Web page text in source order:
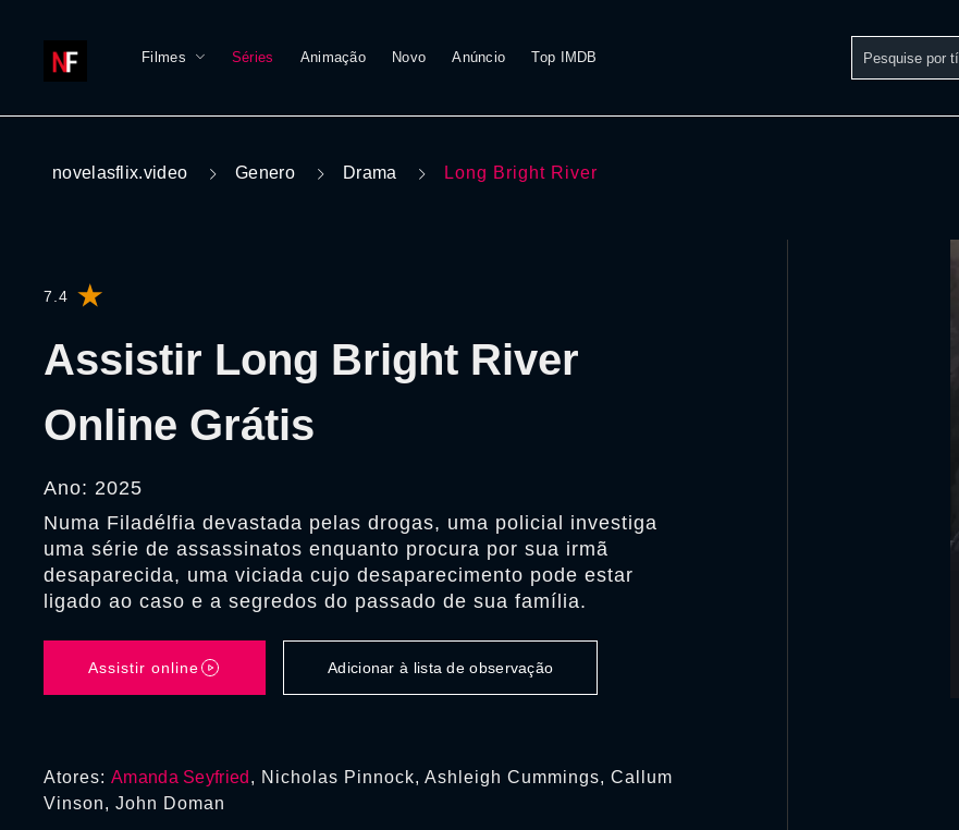
Filmes Séries Animação Novo Anúncio Top IMDB
novelasflix.video Genero Drama Long Bright River
7.4
Assistir Long Bright River
Online Grátis
Ano: 2025
Numa Filadélfia devastada pelas drogas, uma policial investiga
uma série de assassinatos enquanto procura por sua irmã
desaparecida, uma viciada cujo desaparecimento pode estar
ligado ao caso e a segredos do passado de sua família.
Assistir online Adicionar à lista de observação
Atores: Amanda Seyfried , Nicholas Pinnock, Ashleigh Cummings, Callum
Vinson, John Doman